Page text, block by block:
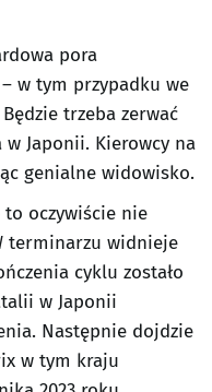
pora
w tym przypadku we
trzeba zerwać
w Japonii. Kierowcy na
genialne widowisko.
to oczywiście nie
terminarzu widnieje
cyklu zostało
w Japonii
Następnie dojdzie
w tym kraju